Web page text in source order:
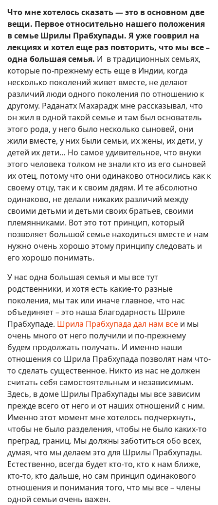
Что мне хотелось сказать — это в основном две
вещи. Первое относительно нашего положения
в семье Шрилы Прабхупады. Я уже гооврил на
лекциях и хотел еще раз повторить, что мы все –
одна большая семья. И в традиционных семьях,
которые по-прежнему есть еще в Индии, когда
несколько поколений живет вместе, не делают
различий люди одного поколения по отношению к
другому. Раданатх Махарадж мне рассказывал, что
он жил в одной такой семье и там был основатель
этого рода, у него было несколько сыновей, они
жили вместе, у них были семьи, их жены, их дети, у
детей их дети… Но самое удивительное, что внуки
этого человека толком не знали кто из его сыновей
их отец, потому что они одинаково относились как к
своему отцу, так и к своим дядям. И те абсолютно
одинаково, не делали никаких различий между
своими детьми и детьми своих братьев, своими
племянниками. Вот это тот принцип, который
позволяет большой семье находиться вместе и нам
нужно очень хорошо этому принципу следовать и
его хорошо понимать.
У нас одна большая семья и мы все тут
родственники, и хотя есть какие-то разные
поколения, мы так или иначе главное, что нас
объединяет – это наша благодарность Шриле
Прабхупаде. Шрила Прабхупада дал нам все и мы
очень много от него получили и по-прежнему
будем продолжать получать. И именно наши
отношения со Шрила Прабхупада позволят нам что-
то сделать существенное. Никто из нас не должен
считать себя самостоятельным и независимым.
Здесь, в доме Шрилы Прабхупады мы все зависим
прежде всего от него и от наших отношений с ним.
Именно этот момент мне хотелось подчеркнуть,
чтобы не было разделения, чтобы не было каких-то
преград, границ. Мы должны заботиться обо всех,
думая, что мы делаем это для Шрилы Прабхупады.
Естественно, всегда будет кто-то, кто к нам ближе,
кто-то, кто дальше, но сам принцип одинакового
отношения и понимания того, что мы все – члены
одной семьи очень важен.